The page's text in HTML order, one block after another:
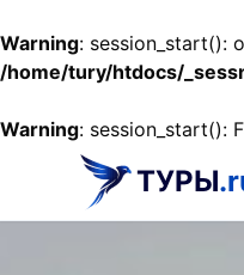
Warning: session_start():
/home/tury/htdocs/
Warning: session_start():
ТУРЫ